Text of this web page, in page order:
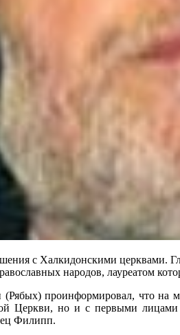
с Халкидонскими церквами.
народов, лауреатом
проинформировал, что на
Церкви, но и с первыми
Филипп.